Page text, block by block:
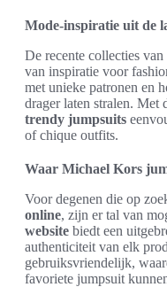
Mode-inspiratie uit de
De recente collecties van
van inspiratie voor
met unieke patronen en
drager laten stralen. Met
trendy jumpsuits
of chique outfits.
Waar Michael Kors
Voor degenen die op
online, zijn er tal van
website biedt een
authenticiteit van elk
gebruiksvriendelijk,
favoriete jumpsuit